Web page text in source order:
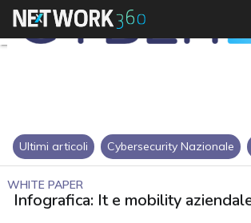
Ultimi articoli Cybersecurity Nazionale
WHITE PAPER
Infografica: It e mobility